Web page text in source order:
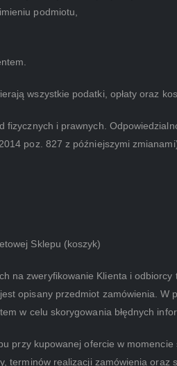
podmiotu,
wszystkie podatki, opłaty oraz
i prawnych.
poz. 827 z późniejszymi
Sklepu (koszyk)
na zweryfikowanie Klienta i
opisany przedmiot zamówienia. W
w celu skorygowania błędnych
kupowanej ofercie w momencie
terminów realizacji zamówienia oraz